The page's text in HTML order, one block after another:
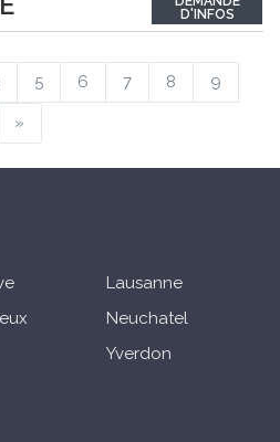
an ruhiger Lage mit
JETZT
D'INFOS
5 6 7 8 9
»
Lausanne
Neuchatel
Yverdon